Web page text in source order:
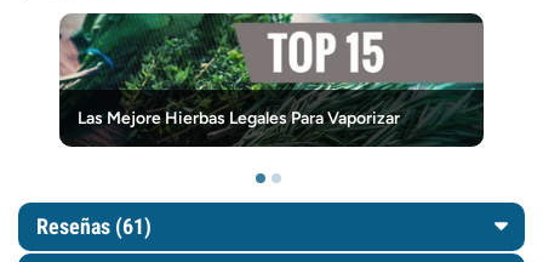
Las Mejore Hierbas Legales Para Vaporizar
Reseñas (61)